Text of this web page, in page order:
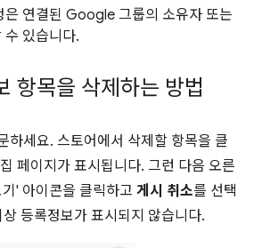
은 연결된 Google 그룹의 소유자 또는
수 있습니다.
항목을 삭제하는 방법
하세요. 스토어에서 삭제할 항목을 클
페이지가 표시됩니다. 그런 다음 오른
' 아이콘을 클릭하고 게시 취소를 선택
등록정보가 표시되지 않습니다.